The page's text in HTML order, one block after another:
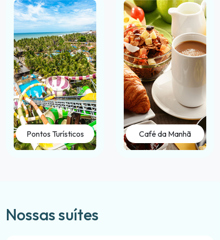
Pontos Turísticos Café da Manhã
Nossas suítes